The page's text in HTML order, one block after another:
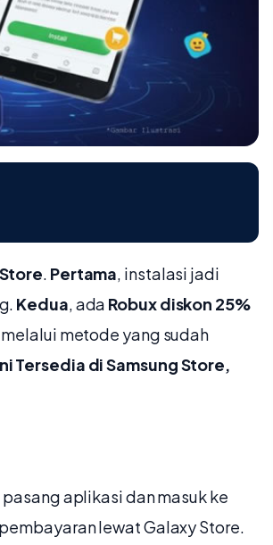
. Pertama, instalasi jadi
Kedua, ada Robux diskon 25%
metode yang sudah
Tersedia di Samsung Store,
pasang aplikasi dan masuk ke
lewat Galaxy Store.